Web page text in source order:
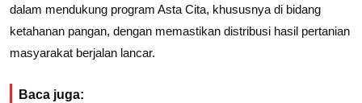
dalam mendukung program Asta Cita, khususnya di bidang
ketahanan pangan, dengan memastikan distribusi hasil pertanian
masyarakat berjalan lancar.
Baca juga: